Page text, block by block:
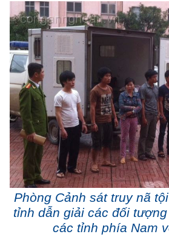
Phòng Cảnh sát truy nã
tỉnh dẫn giải các đối
các tỉnh phía Nam